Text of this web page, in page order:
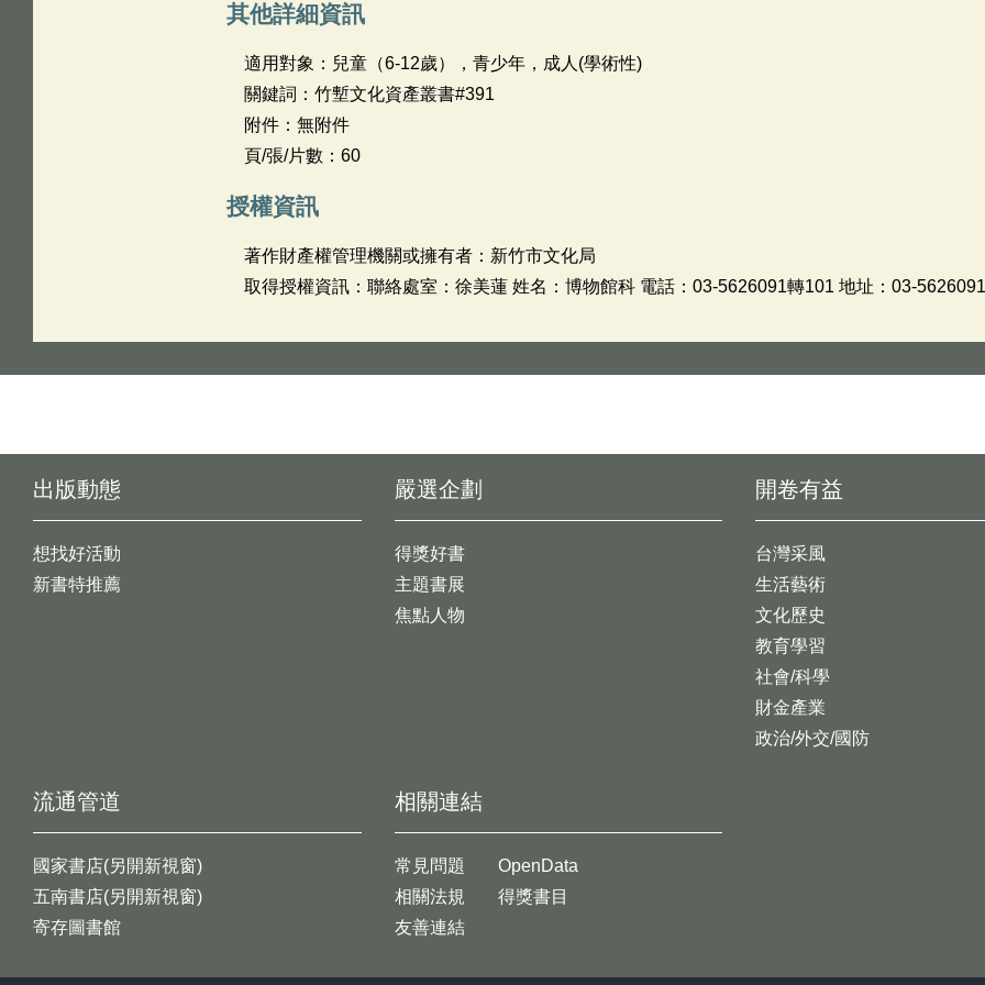
其他詳細資訊
適用對象：兒童（6-12歲），青少年，成人(學術性)
關鍵詞：竹塹文化資產叢書#391
附件：無附件
頁/張/片數：60
授權資訊
著作財產權管理機關或擁有者：新竹市文化局
取得授權資訊：聯絡處室：徐美蓮 姓名：博物館科 電話：03-5626091轉101 地址：03-
出版動態
想找好活動
新書特推薦
開卷有益
台灣采風
生活藝術
文化歷史
教育學習
社會/科學
財金產業
政治/外交/國防
嚴選企劃
得獎好書
主題書展
焦點人物
流通管道
國家書店(另開新視窗)
五南書店(另開新視窗)
寄存圖書館
相關連結
常見問題
相關法規
友善連結
OpenData
得獎書目